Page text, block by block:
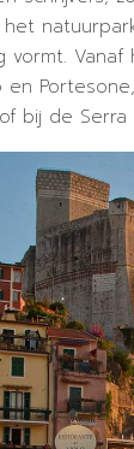
vormt.
en
bij de